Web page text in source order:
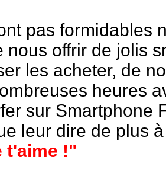
pas formidables
nous offrir de jolis
les acheter, de
heures
sur Smartphone
leur dire de plus
t'aime !"